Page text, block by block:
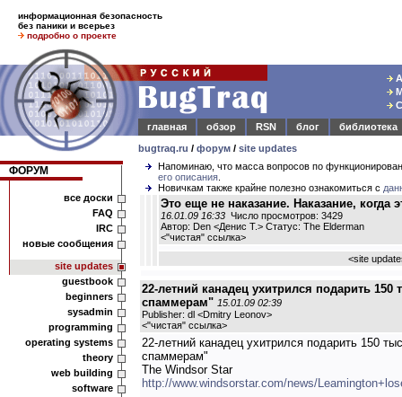
информационная безопасность
без паники и всерьез
подробно о проекте
главная
обзор RSN блог
библиотека
bugtraq.ru / форум / site updates
ФОРУМ
все доски
FAQ
IRC
новые сообщения
site updates
guestbook
beginners
sysadmin
programming
operating systems
theory
web building
software
Напоминаю, что масса вопросов по
его описания
Новичкам также крайне полезно ознакомиться с
Это еще не наказание. Наказание, когда
16.01.09 16:33 Число просмотров: 3429
Автор: Den <Денис Т.> Статус: The Elderman
<"чистая" ссылка>
<site
22-летний канадец ухитрился подарить
спаммерам" 15.01.09 02:39
Publisher: dl <Dmitry Leonov>
<"чистая" ссылка>
22-летний канадец ухитрился подарить 150
спаммерам"
The Windsor Star
http://www.windsorstar.com/news/